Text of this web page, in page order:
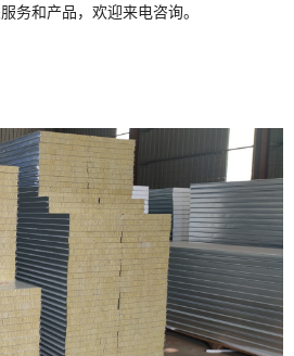
务和产品，欢迎来电咨询。